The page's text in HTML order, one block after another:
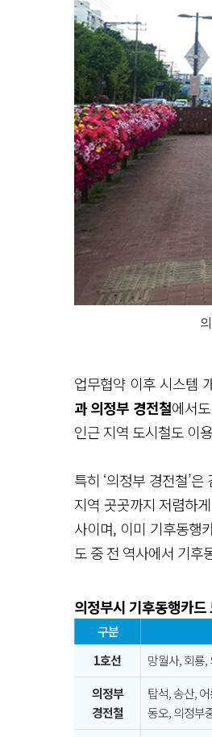
업무협약 이후 시스템
과 의정부 경전철에서
인근 지역 도시철도 이
특히 ‘의정부 경전철’
지역 곳곳까지 저렴하
사이며, 이미 기후동행
도 중 전 역사에서 기후
의정부시 기후동행카
구분
1호선
망월사, 회룡,
의정부
경전철
탑석, 송산,
동오, 의정부